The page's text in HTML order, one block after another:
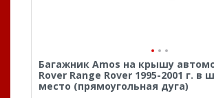
Багажник Amos на крышу
Rover Range Rover 1995-2001 г. в
место (прямоугольная дуга)